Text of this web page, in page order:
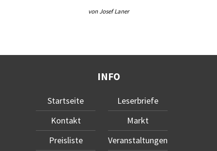
von Josef Laner
INFO
Startseite
Kontakt
Preisliste
Leserbriefe
Markt
Veranstaltungen